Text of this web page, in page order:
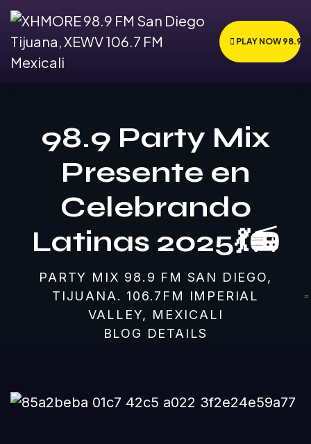
PLAY NOW 98.9
98.9 Party Mix
Presente en
Celebrando
Latinas 2025💃📻
PARTY MIX 98.9 FM SAN DIEGO,
TIJUANA. 106.7FM IMPERIAL
VALLEY, MEXICALI
BLOG DETAILS